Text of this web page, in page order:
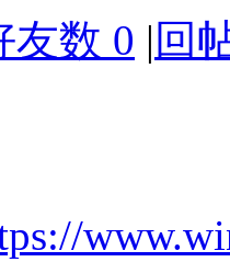
友数 0 | 回